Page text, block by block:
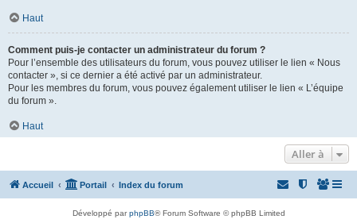
Haut
Comment puis-je contacter un administrateur du forum ?
Pour l’ensemble des utilisateurs du forum, vous pouvez utiliser le lien « Nous
contacter », si ce dernier a été activé par un administrateur.
Pour les membres du forum, vous pouvez également utiliser le lien « L’équipe
du forum ».
Haut
Aller à
Accueil Portail Index du forum
Développé parphpBB® Forum Software © phpBB Limited